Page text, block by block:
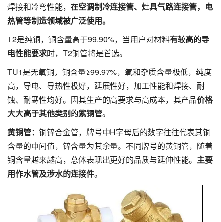
焊接和冷弯性能， 在空调制冷连接管、灶具气路连接管，电
热管等制造领域被广泛使用。
T2是纯铜，铜含量高于99.90%，当用户对材料有较高的导
电性能要求时，T2铜管将是首选。
TU1是无氧铜，铜含量≥99.97%，氧和杂质含量极低，纯度
高，导电、导热性极好，延展性好，加工性能和焊接、耐
蚀、耐寒性均好。因其生产的高要求与高成本，其产品价格
大大高于其他类别的紫铜管。
黄铜管： 铜锌合金管，牌号中H字母后的数字往往代表其铜
含量的中间值，锌含量为其余量。不同牌号的黄铜管，随着
铜含量越来越高，总体表现出更好的品质与延伸性能。 主要
用作水管及涉水的连接件。